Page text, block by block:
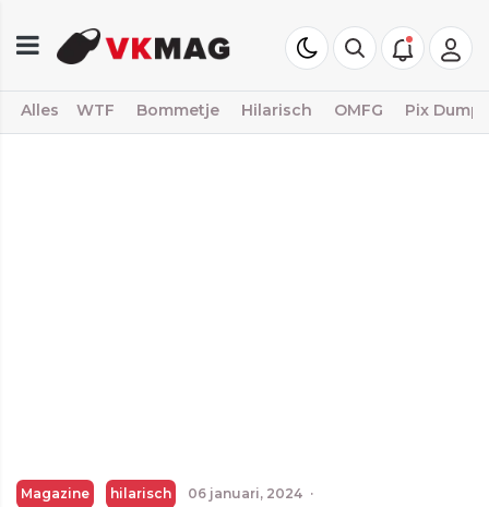
Alles WTF Bommetje Hilarisch OMFG Pix Dump
Magazine hilarisch 06 januari, 2024 ·